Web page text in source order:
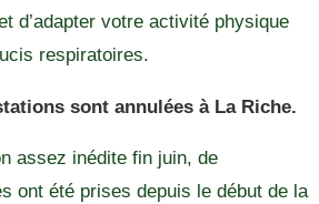
d’adapter votre activité physique
respiratoires.
sont annulées à La Riche.
assez inédite fin juin, de
ont été prises depuis le début de la